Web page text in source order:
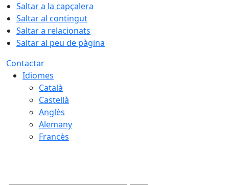
Saltar a la capçalera
Saltar al contingut
Saltar a relacionats
Saltar al peu de pàgina
Contactar
Idiomes
Català
Castellà
Anglès
Alemany
Francès